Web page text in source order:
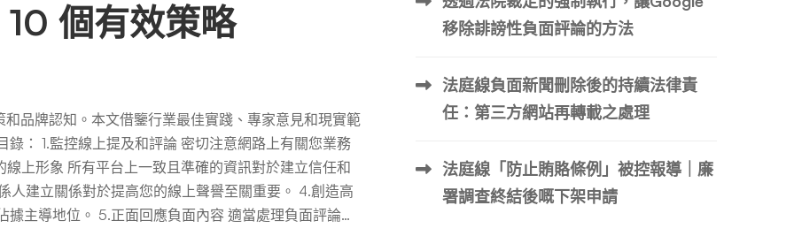
個有效策略
品牌認知。本文借鑒行業最佳實踐、專家意見和現實範
： 1.監控線上提及和評論 密切注意網路上有關您業務
上形象 所有平台上一致且準確的資訊對於建立信任和
人建立關係對於提高您的線上聲譽至關重要。 4.創造高
主導地位。 5.正面回應負面內容 適當處理負面評論和
移除誹謗性負面評論的方法
法庭線負面新聞刪除後的持續法律責
任：第三方網站再轉載之處理
法庭線「防止賄賂條例」被控報導｜廉
署調查終結後嘅下架申請